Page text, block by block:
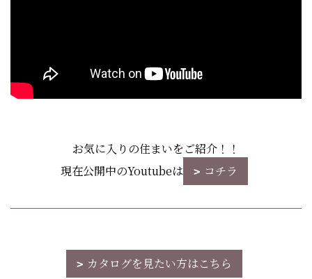
お気に入りの住まいをご紹介！！
現在公開中のYoutubeは
コチラ
カタログを見たい方はこちら